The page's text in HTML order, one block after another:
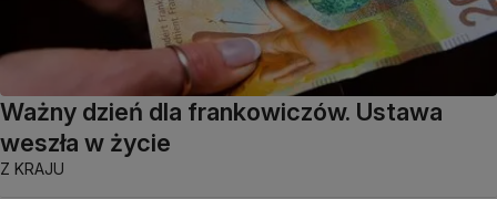
Ważny dzień dla frankowiczów. Ustawa
weszła w życie
Z KRAJU